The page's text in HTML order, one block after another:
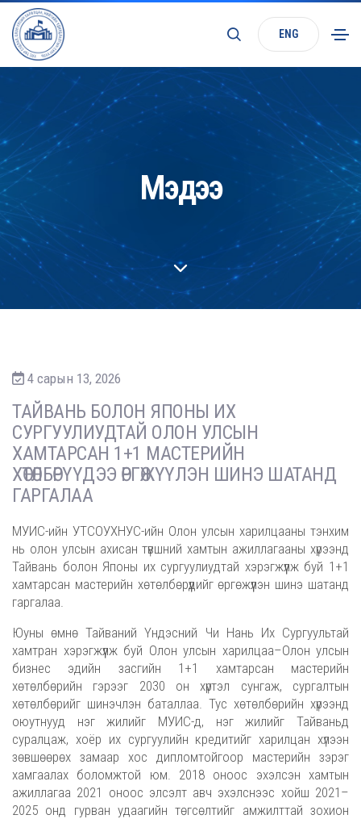
ENG
Мэдээ
4 сарын 13, 2026
ТАЙВАНЬ БОЛОН ЯПОНЫ ИХ
СУРГУУЛИУДТАЙ ОЛОН УЛСЫН
ХАМТАРСАН 1+1 МАСТЕРИЙН
ХӨТӨЛБӨРҮҮДЭЭ ӨРГӨЖҮҮЛЭН ШИНЭ ШАТАНД
ГАРГАЛАА
МУИС-ийн УТСОУХНУС-ийн Олон улсын харилцааны тэнхим
нь олон улсын ахисан түвшний хамтын ажиллагааны хүрээнд
Тайвань болон Японы их сургуулиудтай хэрэгжүүлж буй 1+1
хамтарсан мастерийн хөтөлбөрүүдийг өргөжүүлэн шинэ шатанд
гаргалаа.
Юуны өмнө Тайваний Үндэсний Чи Нань Их Сургуультай
хамтран хэрэгжүүлж буй Олон улсын харилцаа–Олон улсын
бизнес эдийн засгийн 1+1 хамтарсан мастерийн
хөтөлбөрийн гэрээг 2030 он хүртэл сунгаж, сургалтын
хөтөлбөрийг шинэчлэн баталлаа. Тус хөтөлбөрийн хүрээнд
оюутнууд нэг жилийг МУИС-д, нэг жилийг Тайваньд
суралцаж, хоёр их сургуулийн кредитийг харилцан хүлээн
зөвшөөрөх замаар хос дипломтойгоор мастерийн зэрэг
хамгаалах боломжтой юм. 2018 оноос эхэлсэн хамтын
ажиллагаа 2021 оноос элсэлт авч эхэлснээс хойш 2021–
2025 онд гурван удаагийн төгсөлтийг амжилттай зохион